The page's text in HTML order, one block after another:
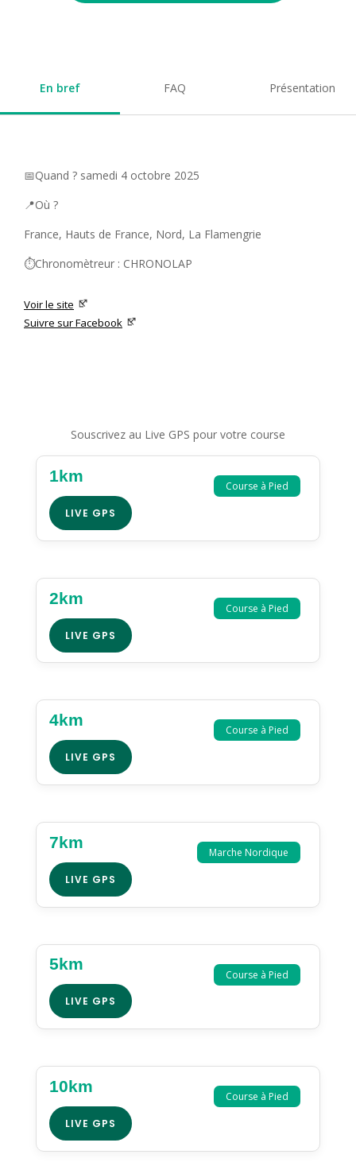
En bref FAQ Présentation
📅Quand ? samedi 4 octobre 2025
📍Où ?
France, Hauts de France, Nord, La Flamengrie
⏱️Chronomètreur : CHRONOLAP
Voir le site
Suivre sur Facebook
Souscrivez au Live GPS pour votre course
Course à Pied
1km
LIVE GPS
Course à Pied
2km
LIVE GPS
Course à Pied
4km
LIVE GPS
Marche Nordique
7km
LIVE GPS
Course à Pied
5km
LIVE GPS
Course à Pied
10km
LIVE GPS